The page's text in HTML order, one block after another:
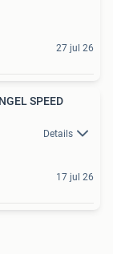
27 jul 26
Details
17 jul 26